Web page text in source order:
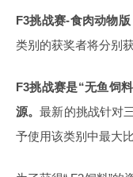
F3挑战赛-食肉动物版
类别的获奖者将分别
F3挑战赛是“无鱼饲
源。最新的挑战针对
予使用该类别中最大